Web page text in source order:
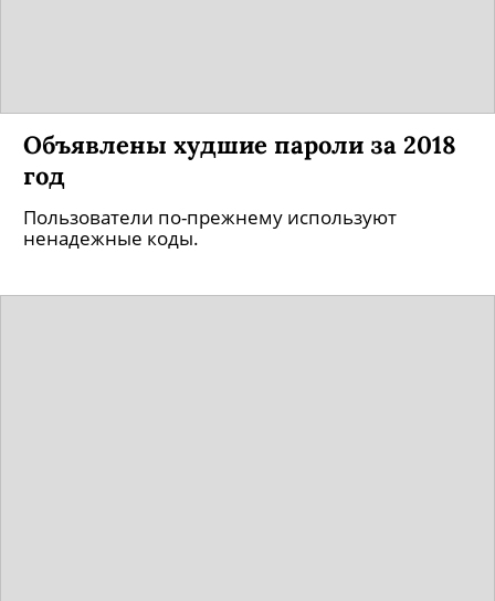
Объявлены худшие пароли за 2018
год
Пользователи по-прежнему используют
ненадежные коды.